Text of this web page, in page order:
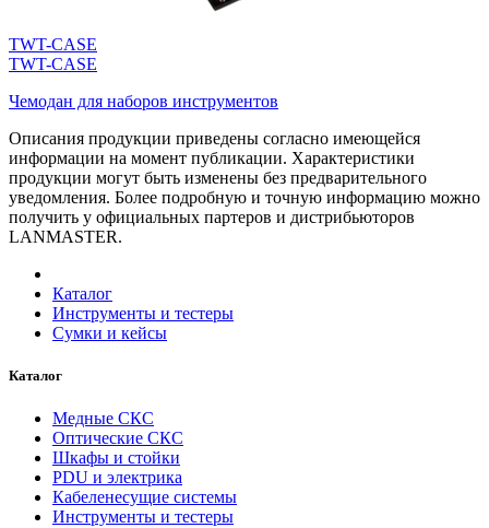
TWT-CASE
TWT-CASE
Чемодан для наборов инструментов
Описания продукции приведены согласно имеющейся
информации на момент публикации. Характеристики
продукции могут быть изменены без предварительного
уведомления. Более подробную и точную информацию можно
получить у официальных партеров и дистрибьюторов
LANMASTER.
Каталог
Инструменты и тестеры
Сумки и кейсы
Каталог
Медные СКС
Оптические СКС
Шкафы и стойки
PDU и электрика
Кабеленесущие системы
Инструменты и тестеры